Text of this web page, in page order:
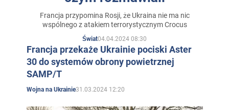
Francja przypomina Rosji, że Ukraina nie ma nic
wspólnego z atakiem terrorystycznym Crocus
Świat04.04.2024 08:30
Francja przekaże Ukrainie pociski Aster
30 do systemów obrony powietrznej
SAMP/T
Wojna na Ukrainie31.03.2024 12:20